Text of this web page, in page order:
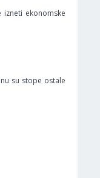
ekonomske
su stope ostale